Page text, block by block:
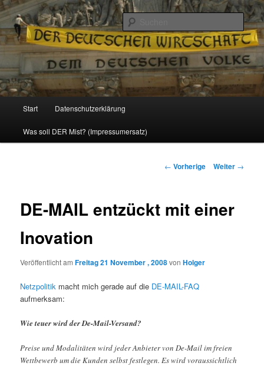
Reizzentrum
Politik, Wirtschaft, Soziales und Gesellschaft
Zum
Inhalt
Start Datenschutzerklärung
Was soll DER Mist? (Impressumersatz)
Beitrags-
← Vorherige Weiter →
DE-MAIL entzückt mit einer
Inovation
Veröffentlicht amFreitag 21 November , 2008vonHolger
Netzpolitik macht mich gerade auf die DE-MAIL-FAQ
aufmerksam:
Wie teuer wird der De-Mail-Versand?
Preise und Modalitäten wird jeder Anbieter von De-Mail im freien
Wettbewerb um die Kunden selbst festlegen. Es wird voraussichtlich